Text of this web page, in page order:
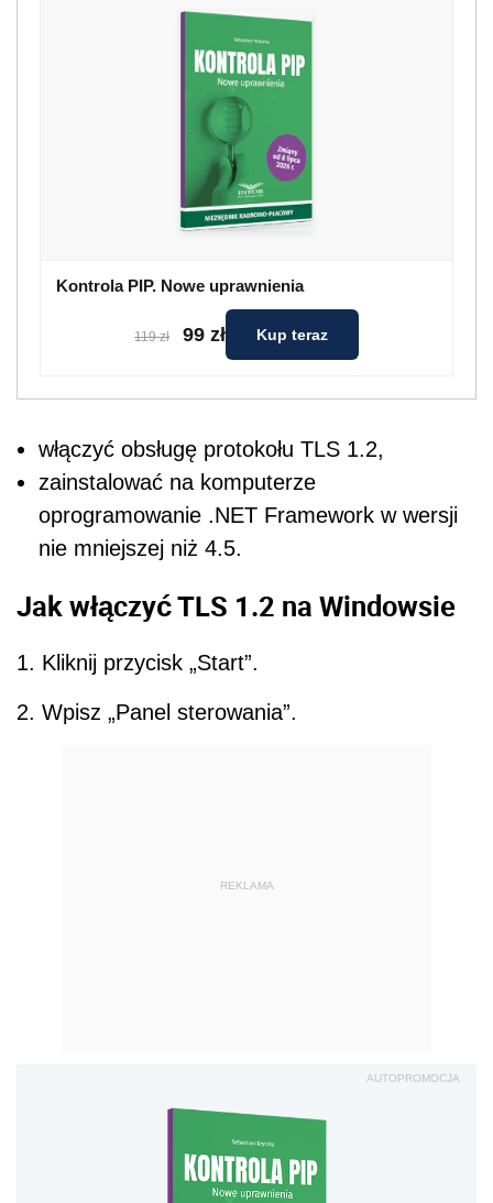
Kontrola PIP. Nowe uprawnienia
119 zł 99 zł Kup teraz
włączyć obsługę protokołu TLS 1.2,
zainstalować na komputerze
oprogramowanie .NET Framework w wersji
nie mniejszej niż 4.5.
Jak włączyć TLS 1.2 na Windowsie
1. Kliknij przycisk „Start”.
2. Wpisz „Panel sterowania”.
REKLAMA
AUTOPROMOCJA